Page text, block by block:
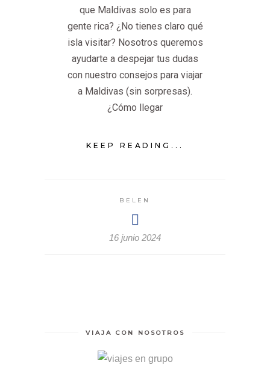
que Maldivas solo es para
gente rica? ¿No tienes claro qué
isla visitar? Nosotros queremos
ayudarte a despejar tus dudas
con nuestro consejos para viajar
a Maldivas (sin sorpresas).
¿Cómo llegar
KEEP READING...
BELEN
16 junio 2024
VIAJA CON NOSOTROS